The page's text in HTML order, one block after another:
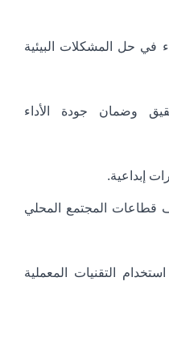
في حل المشكلات البيئية
وضمان جودة الأداء
إبداعية.
قطاعات المجتمع المحلي
التقنيات المعملية